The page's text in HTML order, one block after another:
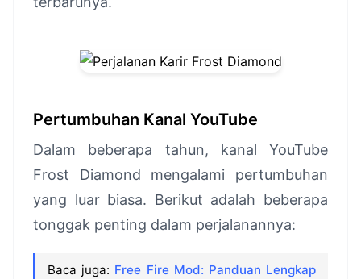
Pertumbuhan Kanal YouTube
Dalam beberapa tahun, kanal YouTube
Frost Diamond mengalami pertumbuhan
yang luar biasa. Berikut adalah beberapa
tonggak penting dalam perjalanannya:
Baca juga: Free Fire Mod: Panduan Lengkap